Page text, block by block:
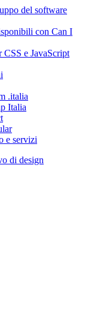
del software
con Can I
CSS e JavaScript
.italia
Italia
e servizi
di design